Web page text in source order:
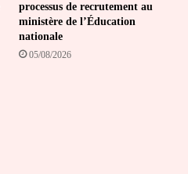
processus de recrutement au
ministère de l’Éducation
nationale
05/08/2026